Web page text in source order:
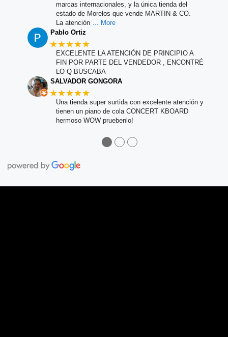
marcas internacionales, y la única tienda del
estado de Morelos que vende MARTIN & CO.
La atención
… More
Pablo Ortiz
★★★★★
EXCELENTE LA ATENCIÓN DE PRINCIPIO A
FIN POR PARTE DEL VENDEDOR , ENCONTRÉ
LO Q BUSCABA
SALVADOR GONGORA
★★★★★
Una tienda super surtida con excelente atención y
tienen un piano de cola CONCERT KBOARD
hermoso WOW pruebenlo!
●●●